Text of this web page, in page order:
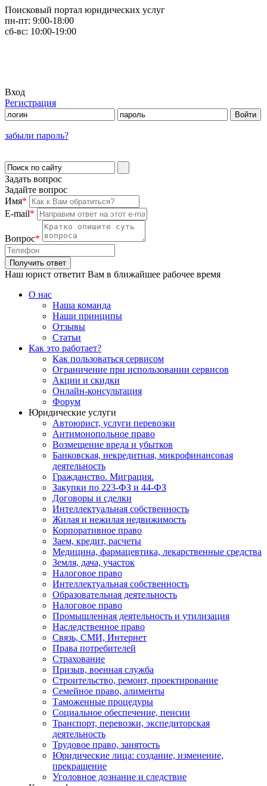
Поисковый портал юридических услуг
пн-пт: 9:00-18:00
сб-вс: 10:00-19:00
Вход
Регистрация
забыли пароль?
Задать вопрос
Задайте вопрос
Имя*
E-mail*
Вопрос*
Наш юрист ответит Вам в ближайшее рабочее время
О нас
Наша команда
Наши принципы
Отзывы
Статьи
Как это работает?
Как пользоваться сервисом
Ограничение при использовании сервисов
Акции и скидки
Онлайн-консультация
Форум
Юридические услуги
Автоюрист, услуги перевозки
Антимонопольное право
Возмещение вреда и убытков
Банковская, некредитная, микрофинансовая
деятельность
Гражданство. Миграция.
Закупки по 223-ФЗ и 44-ФЗ
Договоры и сделки
Интеллектуальная собственность
Жилая и нежилая недвижимость
Корпоративное право
Заем, кредит, расчеты
Медицина, фармацевтика, лекарственные средства
Земля, дача, участок
Налоговое право
Интеллектуальная собственность
Образовательная деятельность
Налоговое право
Промышленная деятельность и утилизация
Наследственное право
Связь, СМИ, Интернет
Права потребителей
Страхование
Призыв, военная служба
Строительство, ремонт, проектирование
Семейное право, алименты
Таможенные процедуры
Социальное обеспечение, пенсии
Транспорт, перевозки, экспедиторская
деятельность
Трудовое право, занятость
Юридические лица: создание, изменение,
прекращение
Уголовное дознание и следствие